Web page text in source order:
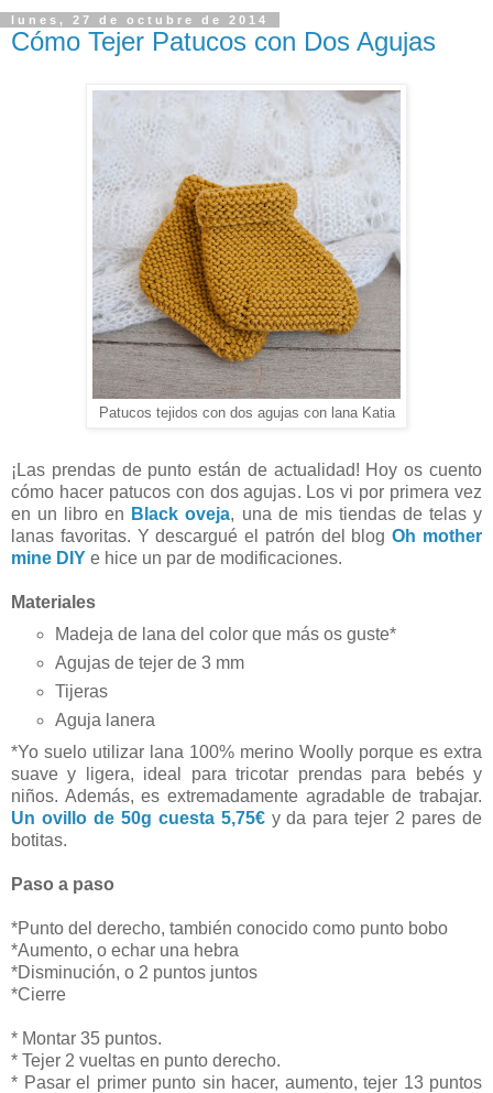
lunes, 27 de octubre de 2014
Cómo Tejer Patucos con Dos Agujas
Patucos tejidos con dos agujas con lana Katia
¡Las prendas de punto están de actualidad! Hoy os cuento
cómo hacer patucos con dos agujas. Los vi por primera vez
en un libro en Black oveja, una de mis tiendas de telas y
lanas favoritas. Y descargué el patrón del blogOh mother
mine DIY e hice un par de modificaciones.
Materiales
Madeja de lana del color que más os guste*
Agujas de tejer de 3 mm
Tijeras
Aguja lanera
*Yo suelo utilizar lana 100% merino Woolly porque es extra
suave y ligera, ideal para tricotar prendas para bebés y
niños. Además, es extremadamente agradable de trabajar.
Un ovillo de 50g cuesta 5,75€y da para tejer 2 pares de
botitas.
Paso a paso
*Punto del derecho, también conocido como punto bobo
*Aumento, o echar una hebra
*Disminución, o 2 puntos juntos
*Cierre
* Montar 35 puntos.
* Tejer 2 vueltas en punto derecho.
* Pasar el primer punto sin hacer, aumento, tejer 13 puntos